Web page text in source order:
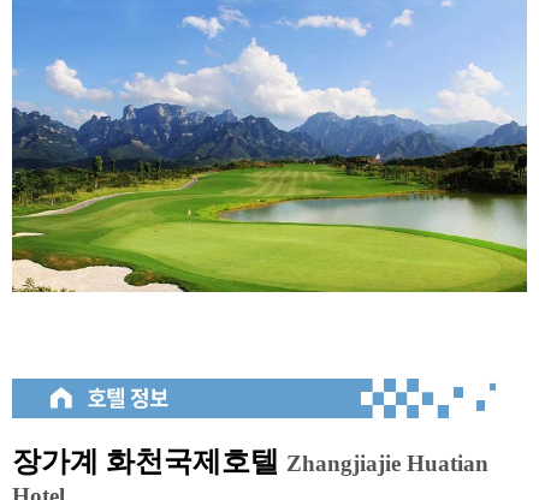
장가계 화천국제호텔 Zhangjiajie Huatian